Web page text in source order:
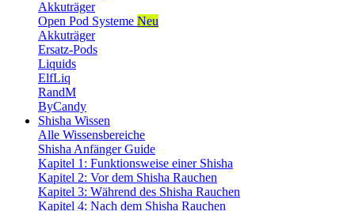
Akkuträger
Open Pod Systeme Neu
Akkuträger
Ersatz-Pods
Liquids
ElfLiq
RandM
ByCandy
Shisha Wissen
Alle Wissensbereiche
Shisha Anfänger Guide
Kapitel 1: Funktionsweise einer Shisha
Kapitel 2: Vor dem Shisha Rauchen
Kapitel 3: Während des Shisha Rauchen
Kapitel 4: Nach dem Shisha Rauchen